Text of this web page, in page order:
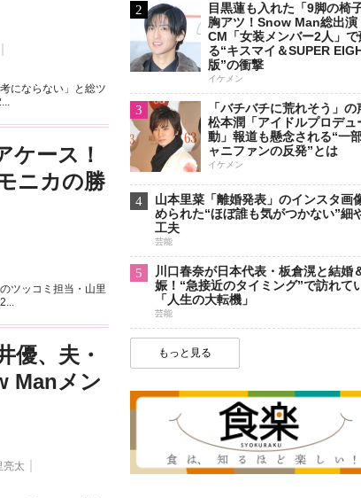
にならない」と総ツ
ケース！
ニカの勝
ツッコミ担当・山里
優、夫・
Manメン
亮太
2
目黒蓮も入れた「9脚の椅
胸アツ！Snow Man総出演
CM「女装メンバー2人」で
る“キスマイ＆SUPER
版”の衝撃
イケメン
3
「バチバチに荒れそう」
松本潤「アイドルプロデュ
動」報道も懸念される“一
ャニファンの反発”とは
イケメン
4
山本里菜「離婚発表」のインスタ画
められた“ほぼ誰も気がつかない”細
工夫
芸能
5
川口春奈が日本代表・板倉滉と結婚
娠！“急接近のタイミング”で訪れて
「人生の大転機」
芸能
もっと見る